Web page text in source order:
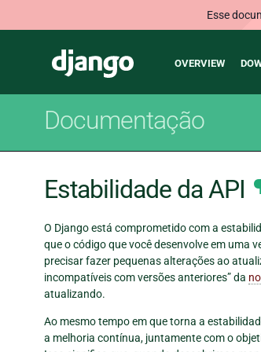
Esse
Django
Main
OVERVIEW
Documentação
Estabilidade da API ¶
O Django está comprometido com a
que o código que você desenvolve em uma
precisar fazer pequenas alterações ao
incompatíveis com versões anteriores” da
atualizando.
Ao mesmo tempo em que torna a
a melhoria contínua, juntamente com o